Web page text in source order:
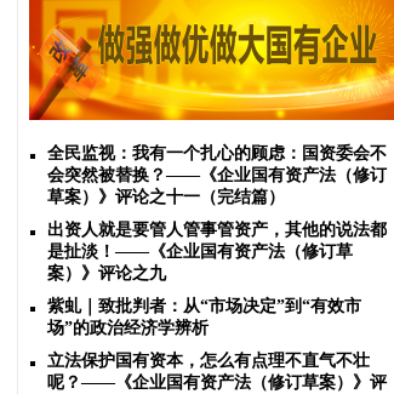
全民监视：我有一个扎心的顾虑：国资委会不
会突然被替换？——《企业国有资产法（修订
草案）》评论之十一（完结篇）
出资人就是要管人管事管资产，其他的说法都
是扯淡！——《企业国有资产法（修订草
案）》评论之九
紫虬｜致批判者：从“市场决定”到“有效市
场”的政治经济学辨析
立法保护国有资本，怎么有点理不直气不壮
呢？——《企业国有资产法（修订草案）》评